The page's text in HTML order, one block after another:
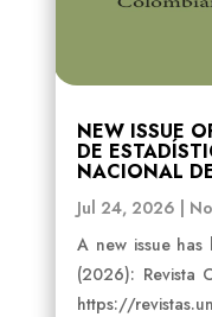
NEW ISSUE
DE
NACIONAL
Jul 24, 2026 |
A new issue
(2026): Revista
https://